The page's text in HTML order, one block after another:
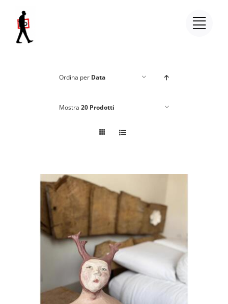
contenuto
Ordina per Data
Mostra 20 Prodotti